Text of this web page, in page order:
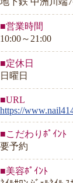
■営業時間
10:00～21:00
■定休日
日曜日
■URL
https://
■こだわりﾎﾟｲﾝﾄ
要予約
■美容ﾎﾟｲﾝﾄ